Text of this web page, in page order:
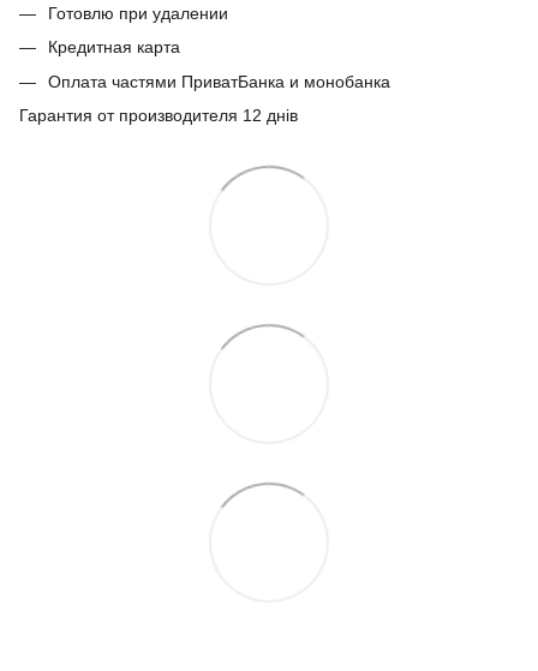
Готовлю при удалении
Кредитная карта
Оплата частями ПриватБанка и монобанка
Гарантия от производителя 12 днів